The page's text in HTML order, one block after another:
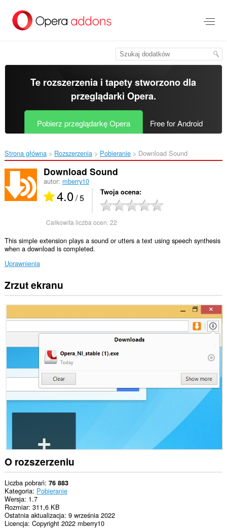
treści
Te rozszerzenia i tapety stworzono dla
przeglądarki Opera.
Pobierz przeglądarkę Opera Free for Android
Strona główna Rozszerzenia Pobieranie Download Sound‎
Download Sound
autor: mberry10
4.0/ 5 Twoja ocena
Całkowita liczba ocen:22
This simple extension plays a sound or utters a text using speech synthesis
when a download is completed.
Uprawnienia
This
extension
rich
and
them
you
system
tray.
Zrzut ekranu
O rozszerzeniu
Liczba pobrań 76 883
Kategoria Pobieranie
Wersja 1.7
Rozmiar 311,6 KB
Ostatnia aktualizacja 9 września 2022
Licencja Copyright 2022 mberry10